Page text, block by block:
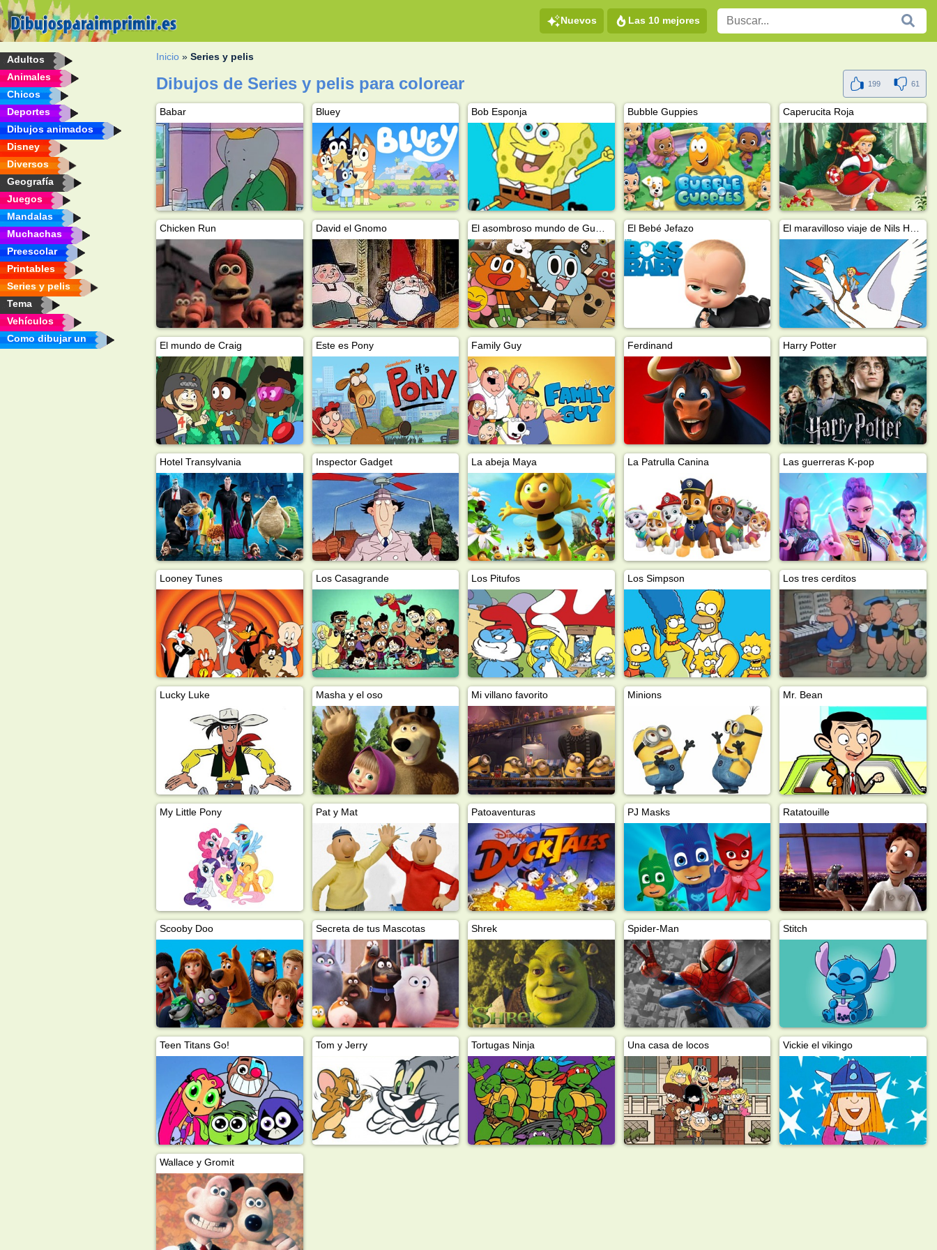
Nuevos Las 10 mejores
Adultos
Animales
Chicos
Deportes
Dibujos animados
Disney
Diversos
Geografía
Juegos
Mandalas
Muchachas
Preescolar
Printables
Series y pelis
Tema
Vehículos
Como dibujar un
Inicio »Series y pelis
Dibujos de Series y pelis para colorear 199 61
Babar Bluey Bob Esponja Bubble Guppies Caperucita Roja
Chicken Run David el Gnomo El asombroso mundo de Gumball El Bebé Jefazo El maravilloso viaje de Nils Holgersson
El mundo de Craig Este es Pony Family Guy Ferdinand Harry Potter
Hotel Transylvania Inspector Gadget La abeja Maya La Patrulla Canina Las guerreras K-pop
Looney Tunes Los Casagrande Los Pitufos Los Simpson Los tres cerditos
Lucky Luke Masha y el oso Mi villano favorito Minions Mr. Bean
My Little Pony Pat y Mat Patoaventuras PJ Masks Ratatouille
Scooby Doo Secreta de tus Mascotas Shrek Spider-Man Stitch
Teen Titans Go! Tom y Jerry Tortugas Ninja Una casa de locos Vickie el vikingo
Wallace y Gromit